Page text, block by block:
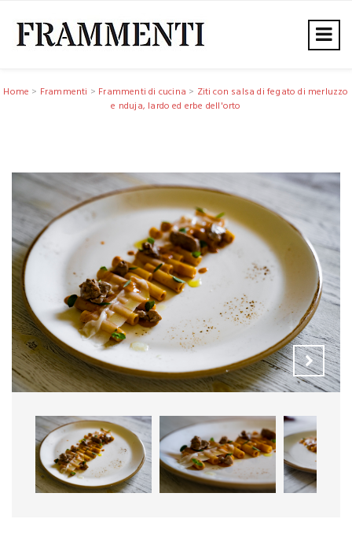
Home > Frammenti > Frammenti di cucina > Ziti con salsa di fegato di merluzzo
e nduja, lardo ed erbe dell'orto